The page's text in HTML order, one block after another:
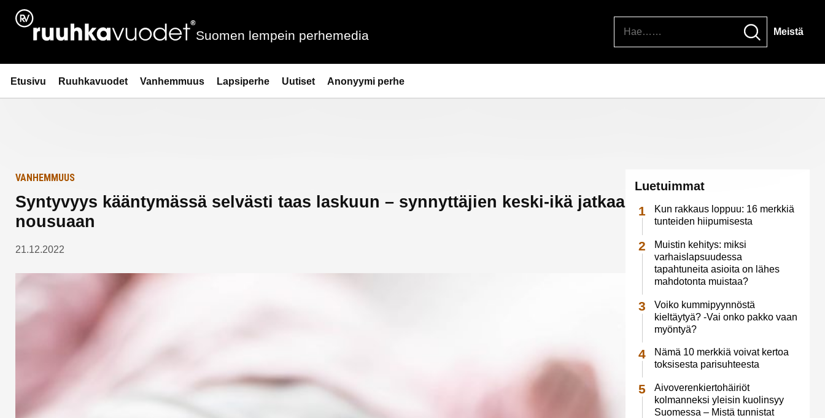
Siirry
sisältöön
Ruuhkavuodet.fi
Suomen lempein perhemedia Meistä
Etusivu Ruuhkavuodet Vanhemmuus Lapsiperhe Uutiset Anonyymi perhe
Etusivulle
VANHEMMUUS
Syntyvyys kääntymässä selvästi taas laskuun – synnyttäjien keski-ikä jatkaa
nousuaan
21.12.2022
Luetuimmat
Kun rakkaus loppuu: 16 merkkiä
tunteiden hiipumisesta
Muistin kehitys: miksi
varhaislapsuudessa
tapahtuneita asioita on lähes
mahdotonta muistaa?
Voiko kummipyynnöstä
kieltäytyä? -Vai onko pakko vaan
myöntyä?
Nämä 10 merkkiä voivat kertoa
toksisesta parisuhteesta
Aivoverenkiertohäiriöt
kolmanneksi yleisin kuolinsyy
Suomessa – Mistä tunnistat